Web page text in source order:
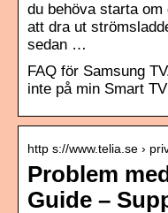
du behöva starta
att dra ut
sedan …
FAQ för Samsung
inte på min Smart
http s://www.telia.se ›
Problem
Guide –